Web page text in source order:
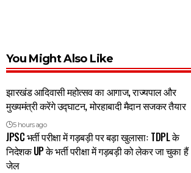
You Might Also Like
झारखंड आदिवासी महोत्सव का आगाज, राज्यपाल और
मुख्यमंत्री करेंगे उद्घाटन, मोरहाबादी मैदान सजकर तैयार
5 hours ago
JPSC भर्ती परीक्षा में गड़बड़ी पर बड़ा खुलासाः TDPL के
निदेशक UP के भर्ती परीक्षा में गड़बड़ी को लेकर जा चुका हैं
जेल